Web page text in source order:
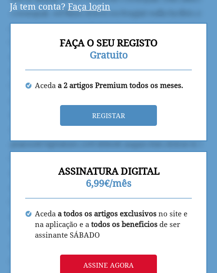
Já tem conta? Faça login
FAÇA O SEU REGISTO
Gratuito
Aceda a 2 artigos Premium todos os meses.
REGISTAR
ASSINATURA DIGITAL
6,99€/mês
Aceda a todos os artigos exclusivos no site e
na aplicação e a todos os beneficios de ser
assinante SÁBADO
ASSINE AGORA